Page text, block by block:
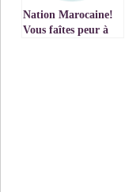
Nation Marocaine!
Vous faîtes peur à